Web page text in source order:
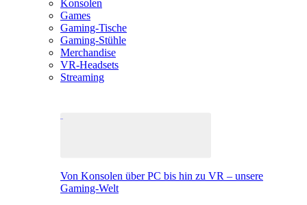
Konsolen
Games
Gaming-Tische
Gaming-Stühle
Merchandise
VR-Headsets
Streaming
Von Konsolen über PC bis hin zu VR – unsere
Gaming-Welt